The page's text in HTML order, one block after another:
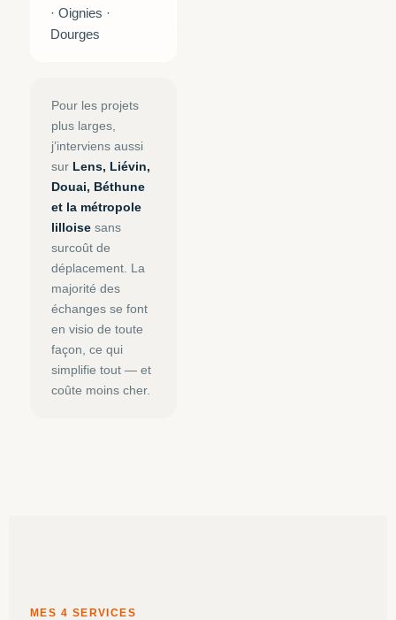
· Oignies ·
Dourges
Pour les projets
plus larges,
j’interviens aussi
sur Lens, Liévin,
Douai, Béthune
et la métropole
lilloise sans
surcoût de
déplacement. La
majorité des
échanges se font
en visio de toute
façon, ce qui
simplifie tout — et
coûte moins cher.
MES 4 SERVICES